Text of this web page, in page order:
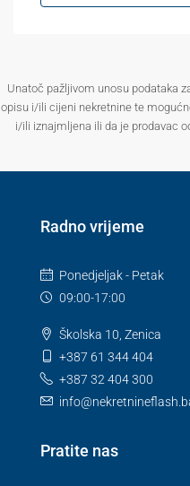
Unatoč pažljivom unosu podataka
opisu i/ili cijeni nekretnine te
i/ili iznajmljena ili da je prodavac
Radno vrijeme
Ponedjeljak - Petak
09:00-17:00
Školska 10, Zenica
+387 61 344 404
+387 32 404 300
Pratite nas